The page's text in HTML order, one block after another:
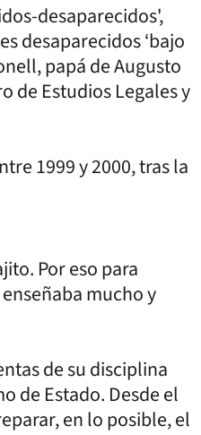
desaparecidos',
desaparecidos ‘bajo
papá de Augusto
de Estudios Legales y
1999 y 2000, tras la
Por eso para
mucho y
de su disciplina
de Estado. Desde el
en lo posible, el